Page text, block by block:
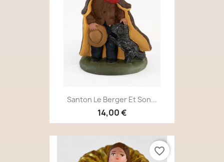
Santon Le Berger Et Son...
14,00 €
favorite_border